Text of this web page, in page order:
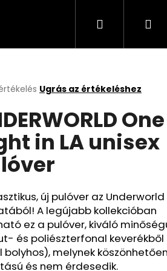
Keresés
Ugrás az értékeléshez
One
in LA unisex
új pulóver az Underworld
A legújabb kollekcióban
ez a pulóver, kiváló
és poliészterfonal keverékből
bolyhos), melynek
és nem érdesedik.